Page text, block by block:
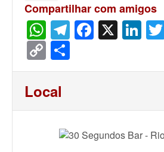
Compartilhar com amigos
WhatsApp
Telegram
X
Copy
Link
Local